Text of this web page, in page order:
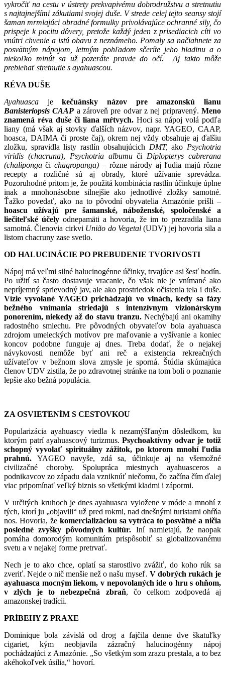
vykročiť na cestu v ústrety prekvapivému dobrodružstvu a stretnutiu
s najtajnejšími zákutiami svojej duše. V strede celej tejto seansy stojí
šaman mrmlajúci obradné formulky privolávajúce ochranné sily, čo
prispeje k pocitu dôvery, pretože každý jeden z prisediacich cíti vo
vnútri chvenie a istú obavu z neznámeho. Pomaly sa načiahnete za
posvätným nápojom, letmým pohľadom sčeríte jeho hladinu a o
niekoľko minút sa už pozeráte pravde do očí. Aj takto môže
prebiehať stretnutie s ayahuascou.
RÉVA DUŠE
Ayahuasca jekečuánsky názov pre amazonskú lianu
Banisteriopsis CAAP a zároveň pre odvar z nej pripravený.Meno
znamená réva duše či liana mŕtvych.Hoci sa nápoj volá podľa
liany (má však aj stovky ďalších názvov, napr. YAGEO, CAAP,
hoasca, DAIMA či proste čaj), okrem nej vždy obsahuje aj ďalšiu
zložku, spravidla listy rastlín obsahujúcich DMT,ako Psychotria
viridis (chacruna), Psychotria albumuči Diplopterys cabrerana
(chalipongači chagropanga)– rôzne národy aj ľudia majú rôzne
recepty a rozličné sú aj obrady, ktoré užívanie sprevádza.
Pozoruhodné pritom je, že použitá kombinácia rastlín účinkuje úplne
inak a mnohonásobne silnejšie ako jednotlivé zložky samotné.
Ťažko povedať, ako na to pôvodní obyvatelia Amazónie prišli –
hoascu užívajú pre šamanské, náboženské, spoločenské a
liečiteľské účely odnepamäti a hovoria, že im to prezradila liana
samotná. Členovia cirkvi União do Vegetal (UDV) jej hovoria sila a
listom chacruny zase svetlo.
OD HALUCINÁCIE PO PREBUDENIE TVORIVOSTI
Nápoj má veľmi silné halucinogénne účinky, trvajúce asi šesť hodín.
Po užití sa často dostavuje vracanie, čo však nie je vnímané ako
nepríjemný sprievodný jav, ale ako prostriedok očistenia tela i duše.
Vízie vyvolané YAGEO prichádzajú vo vlnách, kedy sa fázy
bežného vnímania striedajú s intenzívnym vizionárskym
ponorením, niekedy až do stavu tranzu.Nechýbajú ani okamihy
radostného smiechu. Pre pôvodných obyvateľov bola ayahuasca
zdrojom umeleckých motívov pre maľovanie a vyšívanie a koniec
koncov podobne funguje aj dnes. Treba dodať, že o nejakej
návykovosti nemôže byť ani reč a existencia rekreačných
užívateľov v bežnom slova zmysle je sporná. Štúdia skúmajúca
členov UDV zistila, že po zdravotnej stránke na tom boli o poznanie
lepšie ako bežná populácia.
ZA OSVIETENÍM S CESTOVKOU
Popularizácia ayahuascy viedla k nezamýšľaným dôsledkom, ku
ktorým patrí ayahuascový turizmus.Psychoaktívny odvar je totiž
schopný vyvolať spirituálny zážitok, po ktorom mnohí ľudia
prahnú. YAGEO navyše, zdá sa, účinkuje aj na všemožné
civilizačné choroby. Spolupráca miestnych ayahuasceros a
podnikavcov zo západu dala vzniknúť niečomu, čo začína čím ďalej
viac pripomínať veľký biznis so všetkými kladmi i zápormi.
V určitých kruhoch je dnes ayahuasca vyložene v móde a mnohí z
tých, ktorí ju „objavili“ už pred rokmi, nad dnešnými turistami ohŕňa
nos. Hovoria, že komercializáciou sa vytráca to posvätné a ničia
posledné zvyšky pôvodných kultúr. Iní namietajú, že naopak
pomáha domorodým komunitám prispôsobiť sa globalizovanému
svetu a v nejakej forme pretrvať.
Nech je to ako chce, oplatí sa starostlivo zvážiť, do koho rúk sa
zveriť. Nejde o nič menšie než o našu myseľ. V dobrých rukách je
ayahuasca mocným liekom, v nepovolaných ide o hru s ohňom,
v zlých je to nebezpečná zbraň, čo celkom zodpovedá aj
amazonskej tradícii.
PRÍBEHY Z PRAXE
Dominique bola závislá od drog a fajčila denne dve škatuľky
cigariet, kým neobjavila zázračný halucinogénny nápoj
pochádzajúci z Amazónie. „So všetkým som zrazu prestala, a to bez
akéhokoľvek úsilia,“ hovorí.